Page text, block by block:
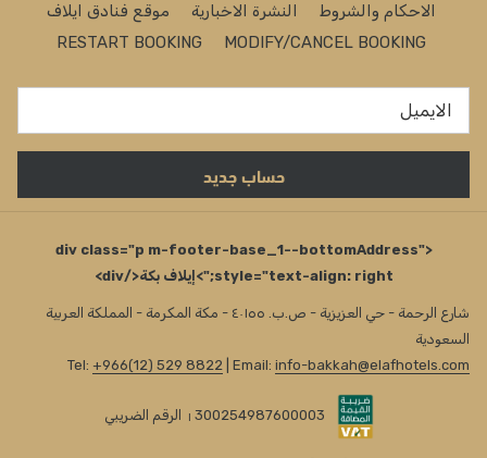
الاحكام والشروط
النشرة الاخبارية
موقع فنادق ايلاف
MODIFY/CANCEL BOOKING
RESTART BOOKING
حساب جديد
<div class="p m-footer-base_1--bottomAddress"
style="text-align: right;">إيلاف بكة</div>
شارع الرحمة - حي العزيزية - ص.ب. ٤٠١٥٥ - مكة المكرمة - المملكة العربية
السعودية
Tel: +966(12) 529 8822 | Email: info-bakkah@elafhotels.com
I الرقم الضريبي